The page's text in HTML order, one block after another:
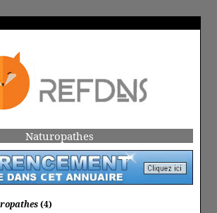
Naturopathes
(4)